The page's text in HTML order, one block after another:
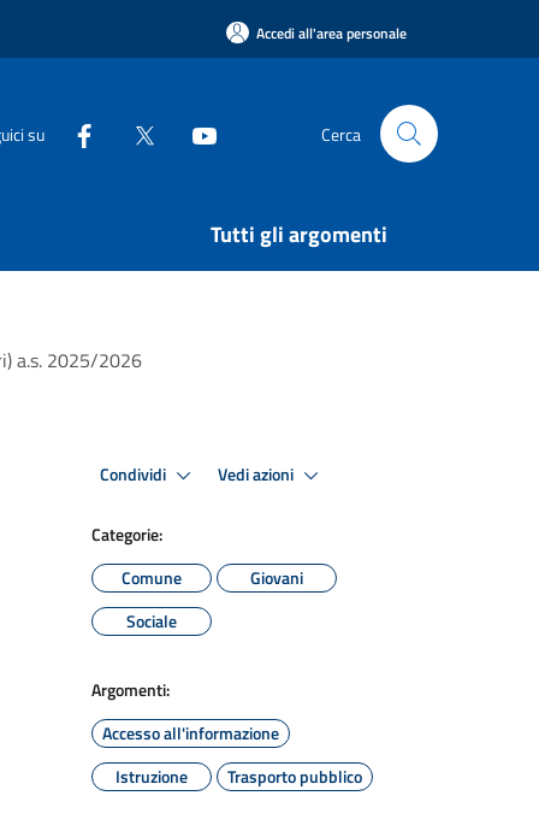
Accedi all'area personale
su Cerca
Tutti gli argomenti
a.s. 2025/2026
Condividi Vedi azioni
Categorie:
Comune
Giovani
Sociale
Argomenti:
Accesso all'informazione
Istruzione
Trasporto pubblico